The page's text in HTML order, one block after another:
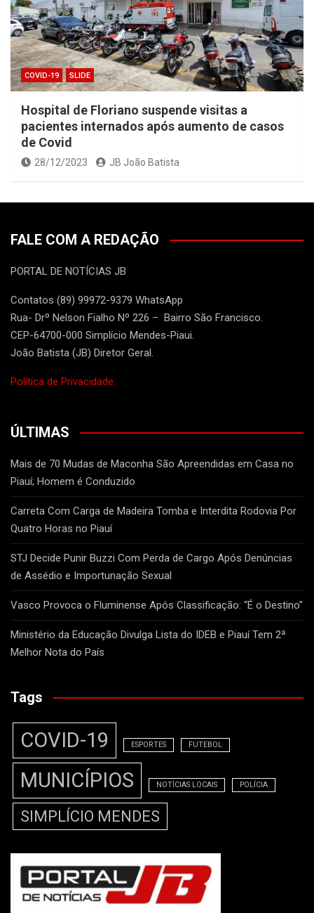
COVID-19 SLIDE
Hospital de Floriano suspende visitas a
pacientes internados após aumento de casos
de Covid
28/12/2023 JB João Batista
FALE COM A REDAÇÃO
PORTAL DE NOTÍCIAS JB
Contatos (89) 99972-9379 WhatsApp
Rua- Drº Nelson Fialho Nº 226 – Bairro São Francisco.
CEP-64700-000 Simplício Mendes-Piaui.
João Batista (JB) Diretor Geral.
Política de Privacidade.
ÚLTIMAS
Mais de 70 Mudas de Maconha São Apreendidas em Casa no
Piauí; Homem é Conduzido
Carreta Com Carga de Madeira Tomba e Interdita Rodovia Por
Quatro Horas no Piauí
STJ Decide Punir Buzzi Com Perda de Cargo Após Denúncias
de Assédio e Importunação Sexual
Vasco Provoca o Fluminense Após Classificação: “É o Destino”
Ministério da Educação Divulga Lista do IDEB e Piauí Tem 2ª
Melhor Nota do País
Tags
COVID-19 ESPORTES FUTEBOL
MUNICÍPIOS NOTÍCIAS LOCAIS POLÍCIA
SIMPLÍCIO MENDES